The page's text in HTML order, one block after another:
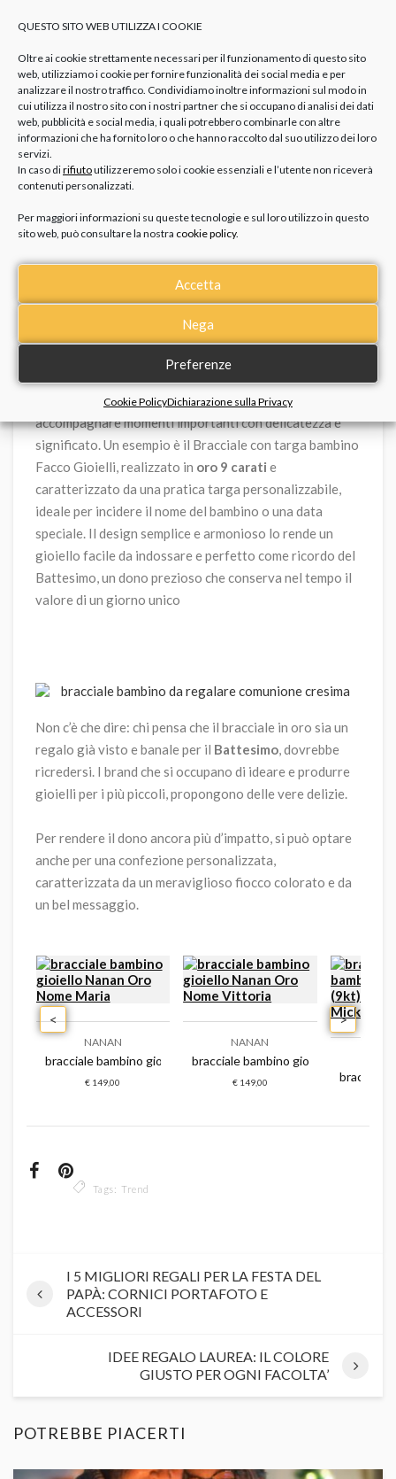
QUESTO SITO WEB UTILIZZA I COOKIE
Oltre ai cookie strettamente necessari per il funzionamento di questo sito
web, utilizziamo i cookie per fornire funzionalità dei social media e per
analizzare il nostro traffico. Condividiamo inoltre informazioni sul modo in
cui utilizza il nostro sito con i nostri partner che si occupano di analisi dei dati
web, pubblicità e social media, i quali potrebbero combinarle con altre
informazioni che ha fornito loro o che hanno raccolto dal suo utilizzo dei loro
servizi.
In caso dirifiutoutilizzeremo solo i cookie essenziali e l’utente non riceverà
contenuti personalizzati.
Per maggiori informazioni su queste tecnologie e sul loro utilizzo in questo
sito web, può consultare la nostra cookie policy.
Accetta
Nega
Preferenze
Cookie PolicyDichiarazione sulla Privacy
bracciali firmati Facco Gioielli, pensati per
accompagnare momenti importanti con delicatezza e
significato. Un esempio è il Bracciale con targa bambino
Facco Gioielli, realizzato in oro 9 carati e
caratterizzato da una pratica targa personalizzabile,
ideale per incidere il nome del bambino o una data
speciale. Il design semplice e armonioso lo rende un
gioiello facile da indossare e perfetto come ricordo del
Battesimo, un dono prezioso che conserva nel tempo il
valore di un giorno unico
Non c’è che dire: chi pensa che il bracciale in oro sia un
regalo già visto e banale per il Battesimo, dovrebbe
ricredersi. I brand che si occupano di ideare e produrre
gioielli per i più piccoli, propongono delle vere delizie.
Per rendere il dono ancora più d’impatto, si può optare
anche per una confezione personalizzata,
caratterizzata da un meraviglioso fiocco colorato e da
un bel messaggio.
facco gioielli classic d'oro
NANAN
bracciale bambino gioiello nanan oro nome maria
€ 149,00
NANAN
bracciale bambino gioiello nanan oro
€ 149,00 bracciale
< >
Tags: Trend
I 5 MIGLIORI REGALI PER LA FESTA DEL
PAPÀ: CORNICI PORTAFOTO E
ACCESSORI
IDEE REGALO LAUREA: IL COLORE
GIUSTO PER OGNI FACOLTA’
POTREBBE PIACERTI